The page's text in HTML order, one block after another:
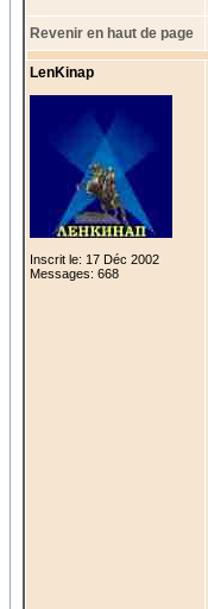
Revenir en haut de page
LenKinap
Inscrit le: 17 Déc 2002
Messages: 668